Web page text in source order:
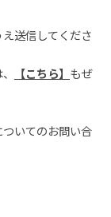
送信してくださ
【こちら】 もぜ
いてのお問い合